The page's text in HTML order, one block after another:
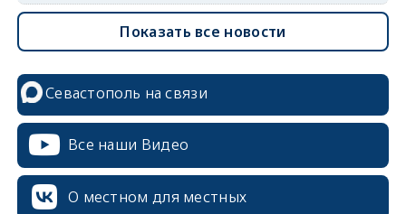
Показать все новости
Севастополь на связи
Все наши Видео
О местном для местных